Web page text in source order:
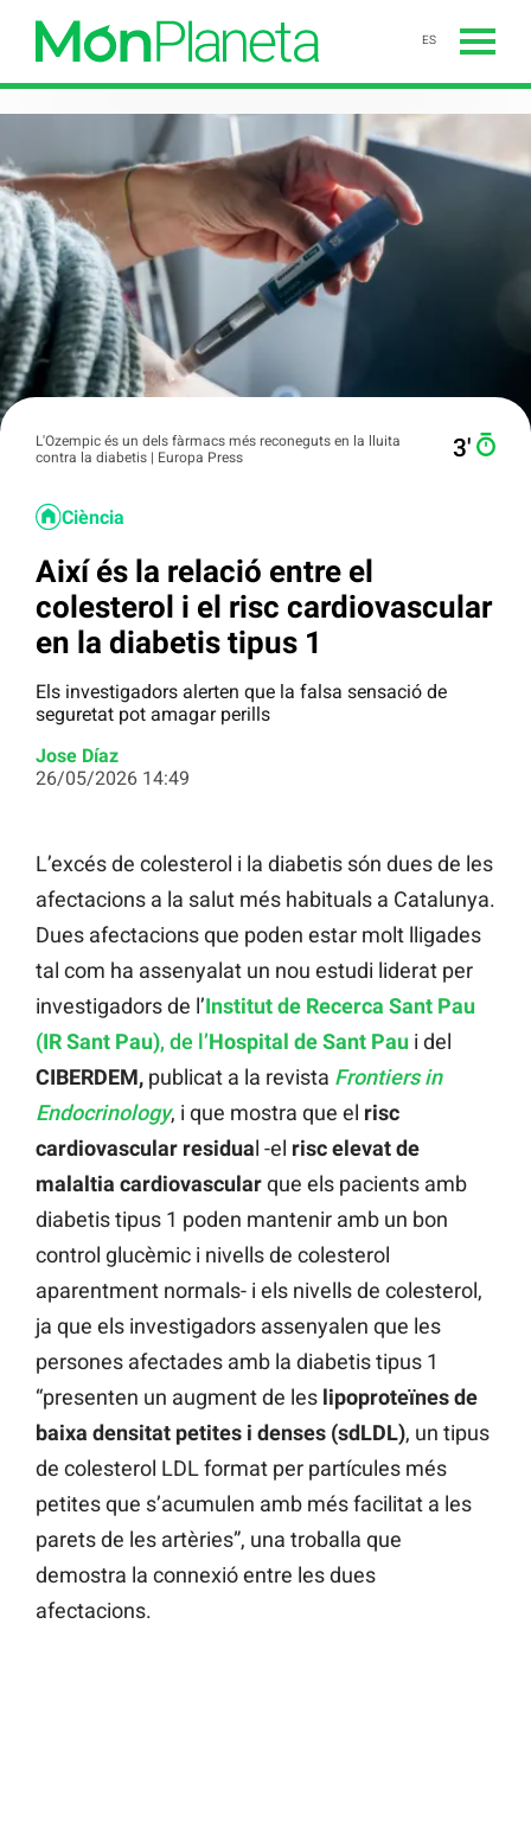
ES
L'Ozempic és un dels fàrmacs més reconeguts en la lluita
contra la diabetis | Europa Press
3′
Ciència
Així és la relació entre el
colesterol i el risc cardiovascular
en la diabetis tipus 1
Els investigadors alerten que la falsa sensació de
seguretat pot amagar perills
Jose Díaz
26/05/2026 14:49
L’excés de colesterol i la diabetis són dues de les
afectacions a la salut més habituals a Catalunya.
Dues afectacions que poden estar molt lligades
tal com ha assenyalat un nou estudi liderat per
investigadors de l’Institut de Recerca Sant Pau
(IR Sant Pau), de l’Hospital de Sant Pau i del
CIBERDEM, publicat a la revista Frontiers in
Endocrinology, i que mostra que el risc
cardiovascular residual -el risc elevat de
malaltia cardiovascularque els pacients amb
diabetis tipus 1 poden mantenir amb un bon
control glucèmic i nivells de colesterol
aparentment normals- i els nivells de colesterol,
ja que els investigadors assenyalen que les
persones afectades amb la diabetis tipus 1
“presenten un augment de les lipoproteïnes de
baixa densitat petites i denses (sdLDL), un tipus
de colesterol LDL format per partícules més
petites que s’acumulen amb més facilitat a les
parets de les artèries”, una troballa que
demostra la connexió entre les dues
afectacions.